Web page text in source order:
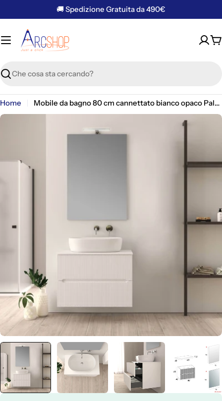
al
contenuto
🚚 Spedizione Gratuita da 490€
Ricerca
Home Mobile da bagno 80 cm cannettato bianco opaco Palermo
supporto 5 in modalità modale